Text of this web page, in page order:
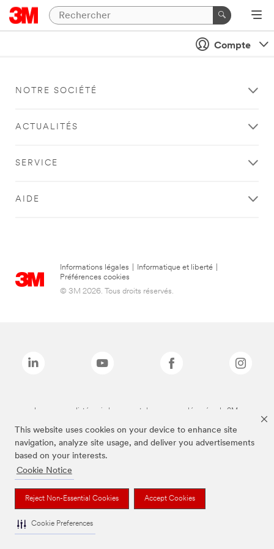
This website uses cookies on your device to enhance site
navigation, analyze site usage, and deliver you advertisements
based on your interests.
Cookie Notice
Reject Non-Essential Cookies Accept Cookies
Cookie Preferences
Compte
NOTRE SOCIÉTÉ
ACTUALITÉS
SERVICE
AIDE
Informations légales Informatique et liberté
Préférences cookies
© 3M 2026. Tous droits réservés.
Les marques listées ci-dessus sont des marques déposées de 3M.